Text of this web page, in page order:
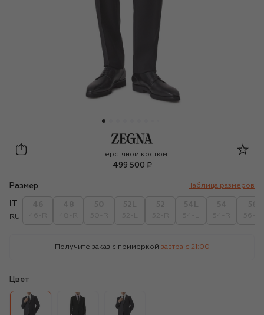
Zegna
Шерстяной костюм
499 500 ₽
Размер Таблица размеров
RU
Получите заказ с примеркой завтра c 21:00
Цвет